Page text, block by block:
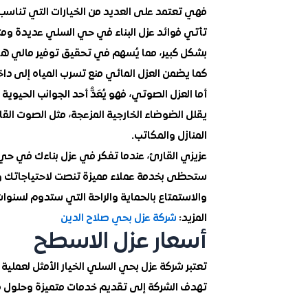
فهي تعتمد على العديد من الخيارات التي
تأتي فوائد عزل البناء في حي السلي عديدة
بشكل كبير، مما يُسهم في تحقيق توفير مالي هام
كما يضمن العزل المائي منع تسرب المياه إلى
أما العزل الصوتي، فهو يُعَدُّ أحد الجوانب
يقلل الضوضاء الخارجية المزعجة، مثل الصوت
المنازل والمكاتب.
عزيزي القارئ، عندما تفكر في عزل بناءك في
ستحظى بخدمة عملاء مميزة تنصت لاحتياجاتك
والاستمتاع بالحماية والراحة التي ستدوم
المزيد: شركة عزل بحي صلاح الدين
أسعار عزل الاسطح
تعتبر شركة عزل بحي السلي الخيار الأمثل
تهدف الشركة إلى تقديم خدمات متميزة وحلول